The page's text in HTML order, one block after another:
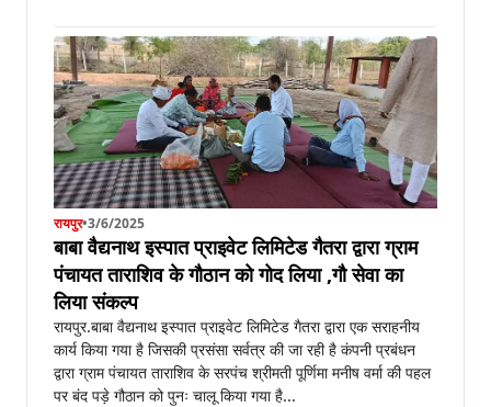
रायपुर•3/6/2025
बाबा वैद्यनाथ इस्पात प्राइवेट लिमिटेड गैतरा द्वारा ग्राम
पंचायत ताराशिव के गौठान को गोद लिया ,गौ सेवा का
लिया संकल्प
रायपुर.बाबा वैद्यनाथ इस्पात प्राइवेट लिमिटेड गैतरा द्वारा एक सराहनीय
कार्य किया गया है जिसकी प्रसंसा सर्वत्र की जा रही है कंपनी प्रबंधन
द्वारा ग्राम पंचायत ताराशिव के सरपंच श्रीमती पूर्णिमा मनीष वर्मा की पहल
पर बंद पड़े गौठान को पुनः चालू किया गया है...